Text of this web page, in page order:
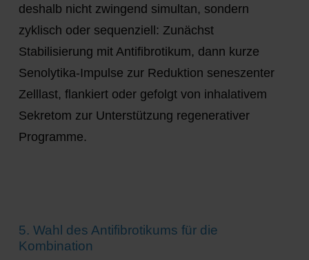
deshalb nicht zwingend simultan, sondern
zyklisch oder sequenziell: Zunächst
Stabilisierung mit Antifibrotikum, dann kurze
Senolytika-Impulse zur Reduktion seneszenter
Zelllast, flankiert oder gefolgt von inhalativem
Sekretom zur Unterstützung regenerativer
Programme.
5. Wahl des Antifibrotikums für die
Kombination